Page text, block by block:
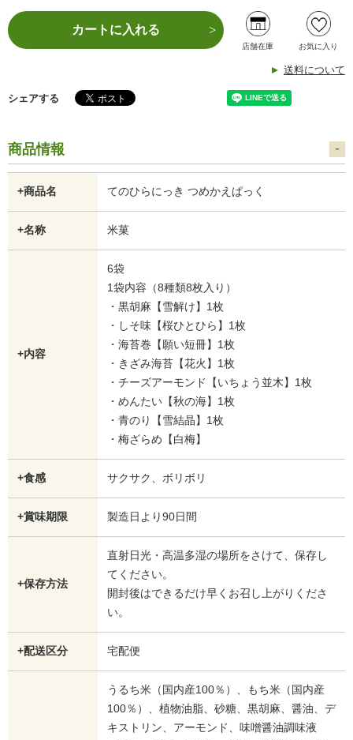
カートに入れる
店舗在庫 お気に入り
送料について
シェアする
商品情報
+商品名 てのひらにっき つめかえぱっく
+名称 米菓
+内容
6袋
1袋内容（8種類8枚入り）
・黒胡麻【雪解け】1枚
・しそ味【桜ひとひら】1枚
・海苔巻【願い短冊】1枚
・きざみ海苔【花火】1枚
・チーズアーモンド【いちょう並木】1枚
・めんたい【秋の海】1枚
・青のり【雪結晶】1枚
・梅ざらめ【白梅】
+食感 サクサク、ボリボリ
+賞味期限 製造日より90日間
+保存方法
直射日光・高温多湿の場所をさけて、保存し
てください。
開封後はできるだけ早くお召し上がりくださ
い。
+配送区分 宅配便
うるち米（国内産100％）、もち米（国内産
100％）、植物油脂、砂糖、黒胡麻、醤油、デ
キストリン、アーモンド、味噌醤油調味液